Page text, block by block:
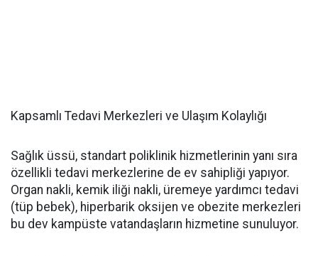
Kapsamlı Tedavi Merkezleri ve Ulaşım Kolaylığı
Sağlık üssü, standart poliklinik hizmetlerinin yanı sıra
özellikli tedavi merkezlerine de ev sahipliği yapıyor.
Organ nakli, kemik iliği nakli, üremeye yardımcı tedavi
(tüp bebek), hiperbarik oksijen ve obezite merkezleri
bu dev kampüste vatandaşların hizmetine sunuluyor.